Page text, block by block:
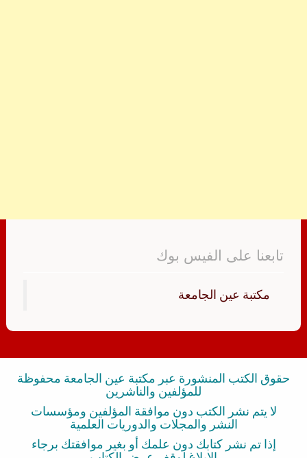
تابعنا على الفيس بوك
‏مكتبة عين الجامعة‏
حقوق الكتب المنشورة عبر مكتبة عين الجامعة محفوظة
للمؤلفين والناشرين
لا يتم نشر الكتب دون موافقة المؤلفين ومؤسسات
النشر والمجلات والدوريات العلمية
إذا تم نشر كتابك دون علمك أو بغير موافقتك برجاء